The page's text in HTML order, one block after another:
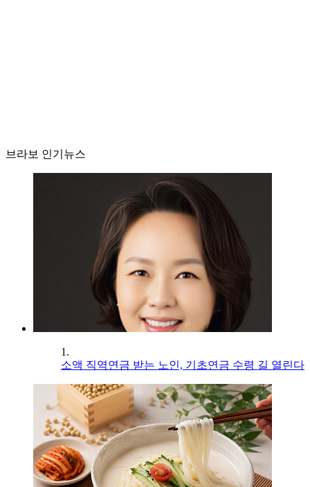
브라보 인기뉴스
1.
소액 직역연금 받는 노인, 기초연금 수령 길 열린다